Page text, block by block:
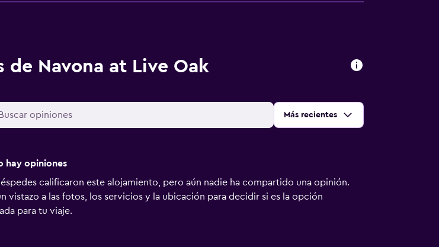
de Navona at Live Oak
Ordenar por:
Más recientes
hay opiniones
calificaron este alojamiento, pero aún nadie ha compartido una opinión.
vistazo a las fotos, los servicios y la ubicación para decidir si es la opción
para tu viaje.